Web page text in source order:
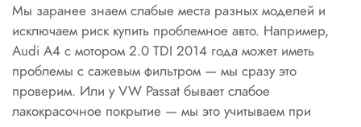
Мы заранее знаем слабые места разных моделей и
исключаем риск купить проблемное авто. Например,
Audi A4 с мотором 2.0 TDI 2014 года может иметь
проблемы с сажевым фильтром — мы сразу это
проверим. Или у VW Passat бывает слабое
лакокрасочное покрытие — мы это учитываем при